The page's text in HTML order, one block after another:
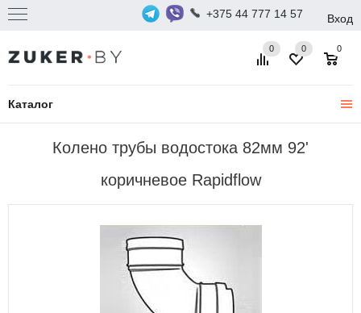
+375 44 777 14 57 Вход
Каталог
0 0
0
Колено трубы водостока 82мм 92'
коричневое Rapidflow